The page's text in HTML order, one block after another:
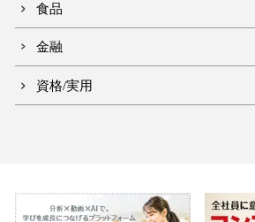
食品
金融
資格/実用